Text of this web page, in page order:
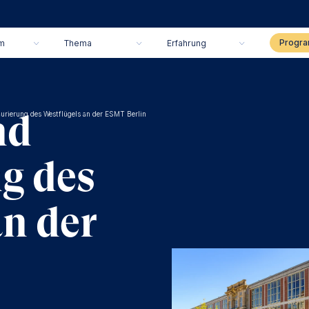
Thema Erfahrung
des Westflügels an der ESMT Berlin
des
der